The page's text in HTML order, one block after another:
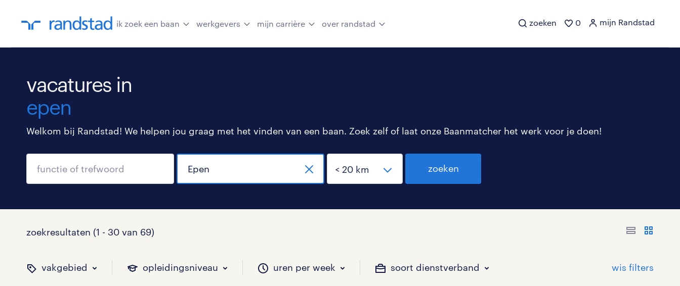
ik zoek een baan werkgevers mijn carrière over randstad zoeken 0 mijn Randstad
vacatures in
epen
Welkom bij Randstad! We helpen jou graag met het vinden van een baan. Zoek zelf of laat onze Baanmatcher het werk voor je doen!
zoeken
zoekresultaten (1 - 30 van 69)
vakgebied opleidingsniveau uren per week soort dienstverband